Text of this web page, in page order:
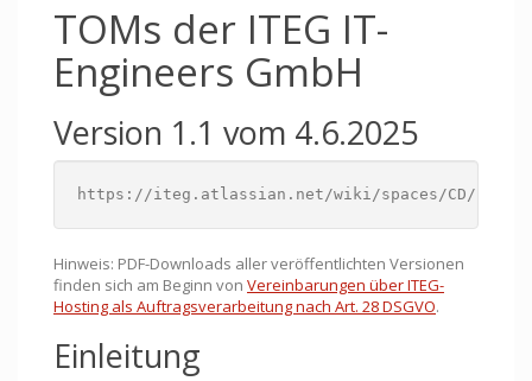
TOMs der ITEG IT-
Engineers GmbH
Version 1.1 vom 4.6.2025
https://iteg.atlassian.net/wiki/spaces/CD/pages/
Hinweis: PDF-Downloads aller veröffentlichten Versionen
finden sich am Beginn von Vereinbarungen über ITEG-
Hosting als Auftragsverarbeitung nach Art. 28 DSGVO.
Einleitung